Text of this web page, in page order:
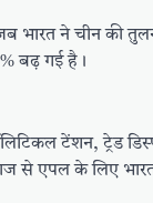
भारत ने चीन की
बढ़ गई है।
टेंशन, ट्रेड
से एपल के लिए